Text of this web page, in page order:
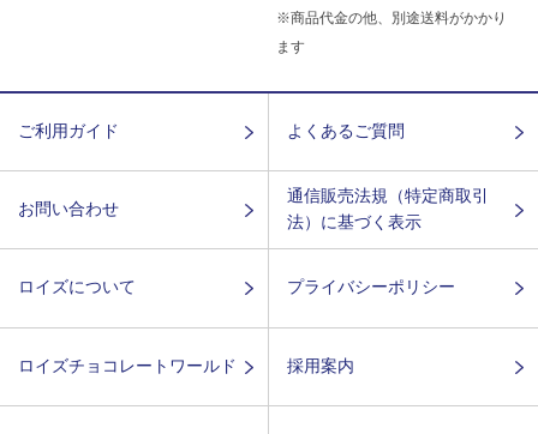
※商品代金の他、別途送料がかかり
ます
ご利用ガイド よくあるご質問
お問い合わせ
通信販売法規（特定商取引
法）に基づく表示
ロイズについて プライバシーポリシー
ロイズチョコレートワールド 採用案内